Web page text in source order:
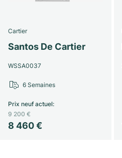
Cartier
Santos De Cartier
WSSA0037
8 460 €
Prix neuf actuel:
9 200 €
6 Semaines